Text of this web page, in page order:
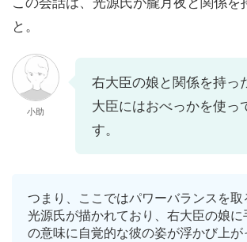
と。
小助
右大臣の娘と関係を持っ
大臣にはおべっかを使っ
す。
つまり、ここではパワーバランスを取
光源氏が描かれており、右大臣の娘に
の意味に自覚的な彼の姿が浮かび上が